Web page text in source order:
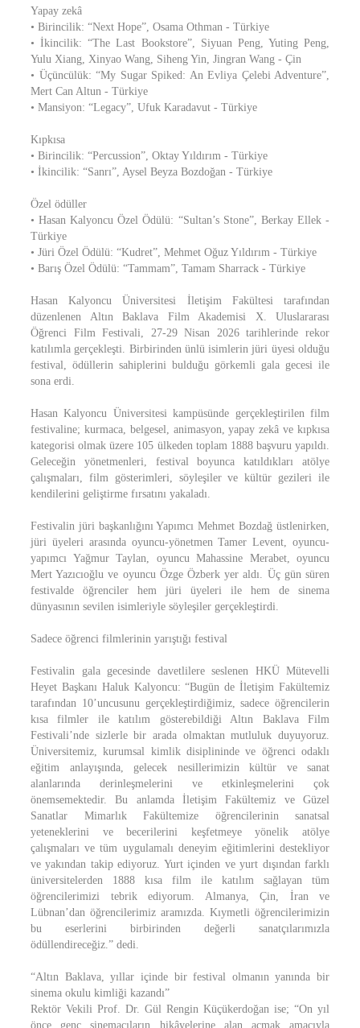
Yapay zekâ
• Birincilik: “Next Hope”, Osama Othman - Türkiye
• İkincilik: “The Last Bookstore”, Siyuan Peng, Yuting Peng,
Yulu Xiang, Xinyao Wang, Siheng Yin, Jingran Wang - Çin
• Üçüncülük: “My Sugar Spiked: An Evliya Çelebi Adventure”,
Mert Can Altun - Türkiye
• Mansiyon: “Legacy”, Ufuk Karadavut - Türkiye
Kıpkısa
• Birincilik: “Percussion”, Oktay Yıldırım - Türkiye
• İkincilik: “Sanrı”, Aysel Beyza Bozdoğan - Türkiye
Özel ödüller
• Hasan Kalyoncu Özel Ödülü: “Sultan’s Stone”, Berkay Ellek -
Türkiye
• Jüri Özel Ödülü: “Kudret”, Mehmet Oğuz Yıldırım - Türkiye
• Barış Özel Ödülü: “Tammam”, Tamam Sharrack - Türkiye
Hasan Kalyoncu Üniversitesi İletişim Fakültesi tarafından
düzenlenen Altın Baklava Film Akademisi X. Uluslararası
Öğrenci Film Festivali, 27-29 Nisan 2026 tarihlerinde rekor
katılımla gerçekleşti. Birbirinden ünlü isimlerin jüri üyesi olduğu
festival, ödüllerin sahiplerini bulduğu görkemli gala gecesi ile
sona erdi.
Hasan Kalyoncu Üniversitesi kampüsünde gerçekleştirilen film
festivaline; kurmaca, belgesel, animasyon, yapay zekâ ve kıpkısa
kategorisi olmak üzere 105 ülkeden toplam 1888 başvuru yapıldı.
Geleceğin yönetmenleri, festival boyunca katıldıkları atölye
çalışmaları, film gösterimleri, söyleşiler ve kültür gezileri ile
kendilerini geliştirme fırsatını yakaladı.
Festivalin jüri başkanlığını Yapımcı Mehmet Bozdağ üstlenirken,
jüri üyeleri arasında oyuncu-yönetmen Tamer Levent, oyuncu-
yapımcı Yağmur Taylan, oyuncu Mahassine Merabet, oyuncu
Mert Yazıcıoğlu ve oyuncu Özge Özberk yer aldı. Üç gün süren
festivalde öğrenciler hem jüri üyeleri ile hem de sinema
dünyasının sevilen isimleriyle söyleşiler gerçekleştirdi.
Sadece öğrenci filmlerinin yarıştığı festival
Festivalin gala gecesinde davetlilere seslenen HKÜ Mütevelli
Heyet Başkanı Haluk Kalyoncu: “Bugün de İletişim Fakültemiz
tarafından 10’uncusunu gerçekleştirdiğimiz, sadece öğrencilerin
kısa filmler ile katılım gösterebildiği Altın Baklava Film
Festivali’nde sizlerle bir arada olmaktan mutluluk duyuyoruz.
Üniversitemiz, kurumsal kimlik disiplininde ve öğrenci odaklı
eğitim anlayışında, gelecek nesillerimizin kültür ve sanat
alanlarında derinleşmelerini ve etkinleşmelerini çok
önemsemektedir. Bu anlamda İletişim Fakültemiz ve Güzel
Sanatlar Mimarlık Fakültemize öğrencilerinin sanatsal
yeteneklerini ve becerilerini keşfetmeye yönelik atölye
çalışmaları ve tüm uygulamalı deneyim eğitimlerini destekliyor
ve yakından takip ediyoruz. Yurt içinden ve yurt dışından farklı
üniversitelerden 1888 kısa film ile katılım sağlayan tüm
öğrencilerimizi tebrik ediyorum. Almanya, Çin, İran ve
Lübnan’dan öğrencilerimiz aramızda. Kıymetli öğrencilerimizin
bu eserlerini birbirinden değerli sanatçılarımızla
ödüllendireceğiz.” dedi.
“Altın Baklava, yıllar içinde bir festival olmanın yanında bir
sinema okulu kimliği kazandı”
Rektör Vekili Prof. Dr. Gül Rengin Küçükerdoğan ise; “On yıl
önce genç sinemacıların hikâyelerine alan açmak amacıyla